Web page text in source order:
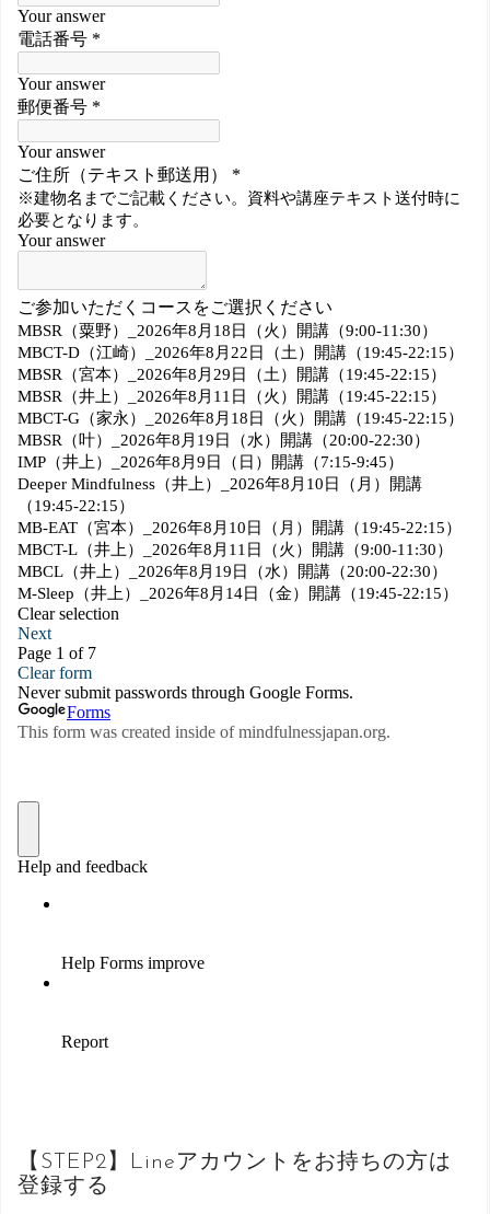
【STEP2】Lineアカウントをお持ちの方は
登録する